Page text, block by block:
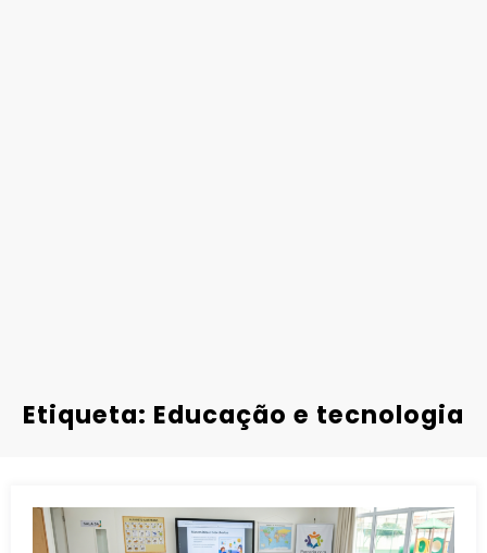
Etiqueta: Educação e tecnologia